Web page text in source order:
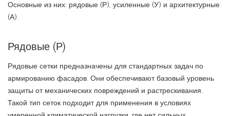
Основные из них: рядовые (Р), усиленные (У) и архитектурные
(А).
Рядовые (Р)
Рядовые сетки предназначены для стандартных задач по
армированию фасадов. Они обеспечивают базовый уровень
защиты от механических повреждений и растрескивания.
Такой тип сеток подходит для применения в условиях